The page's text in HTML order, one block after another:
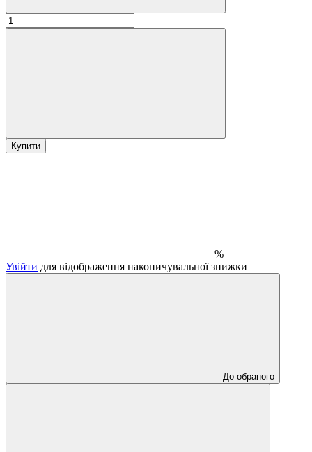
Купити
%
Увійти для відображення накопичувальної знижки
До обраного